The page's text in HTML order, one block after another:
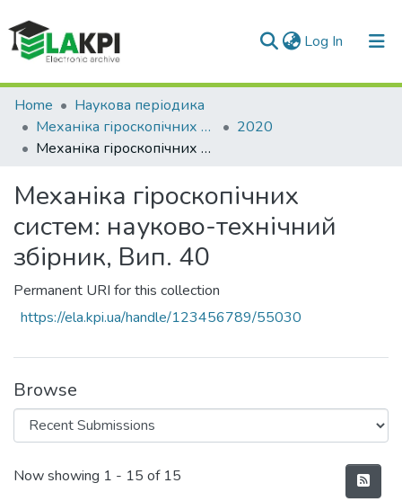
Log In (current)
Communities & Collections
All of DSpace
Home
Наукова періодика
Механіка гіроскопічних систем
2020
Механіка гіроскопічних систем: науково-технічний збірник, Вип. 40
Механіка гіроскопічних
систем: науково-технічний
збірник, Вип. 40
Permanent URI for this collection
https://ela.kpi.ua/handle/123456789/55030
Browse
Recent Submissions
Now showing 1 - 15 of 15